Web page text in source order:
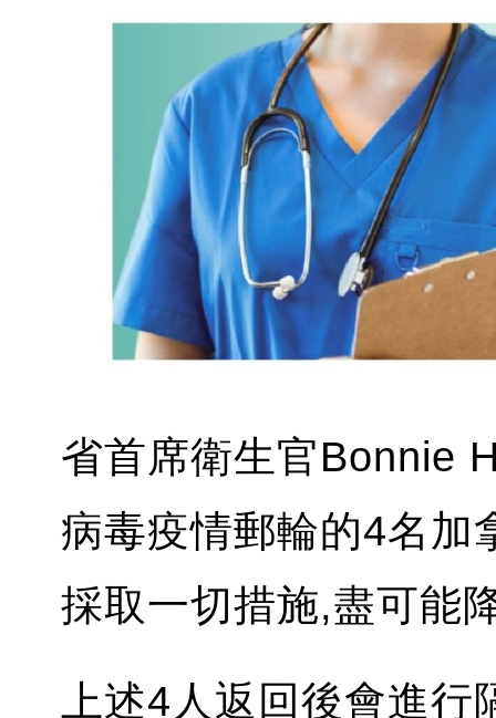
省首席衛生官Bonnie
病毒疫情郵輪的4名加
採取一切措施,盡可能
上述4人返回後會進行